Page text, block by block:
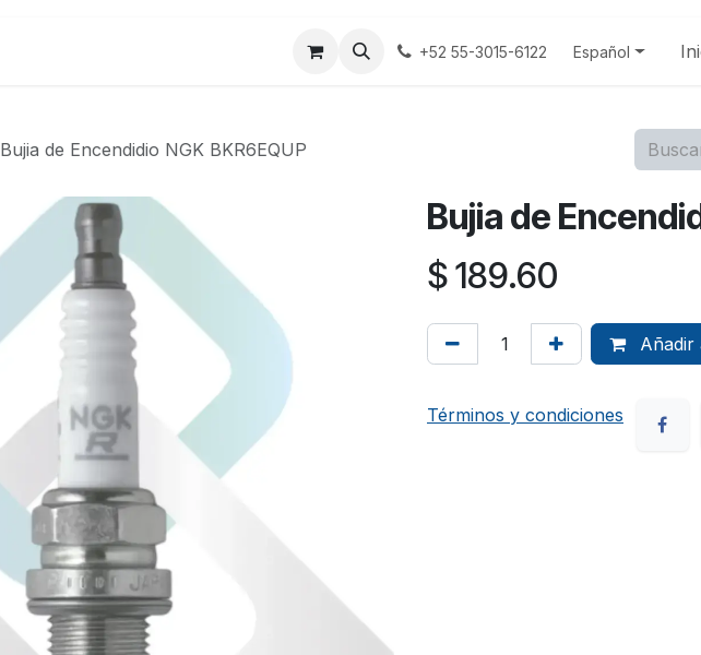
Terminos y Condiciones Aviso Privacidad
+52 55-3015-6122 Español
Bujia de Encendidio NGK BKR6EQUP
Bujia de
$189.60
Añadir
Términos y condiciones